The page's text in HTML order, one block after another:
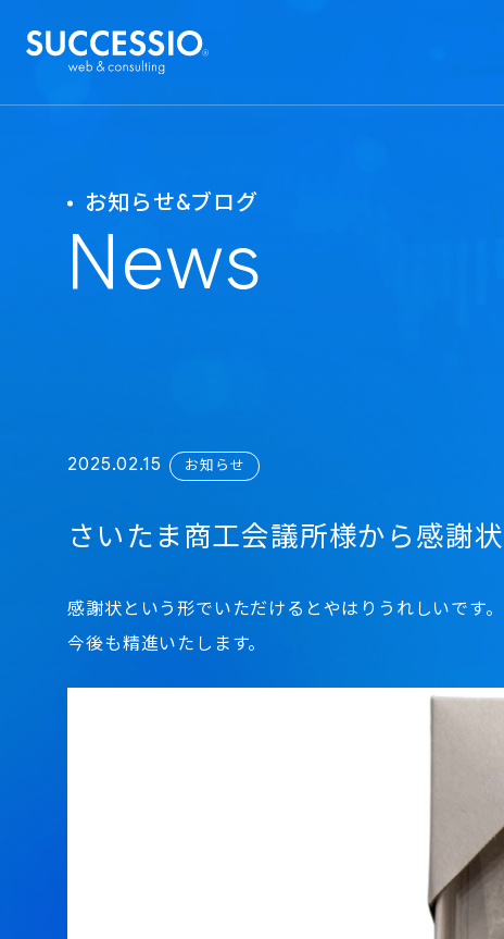
お知らせ&ブログ
News
2025.02.15 お知らせ
さいたま商工会議所様から感謝
感謝状という形でいただけるとやはりうれしいです。
今後も精進いたします。